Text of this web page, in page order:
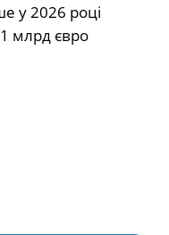
у 2026 році
млрд євро